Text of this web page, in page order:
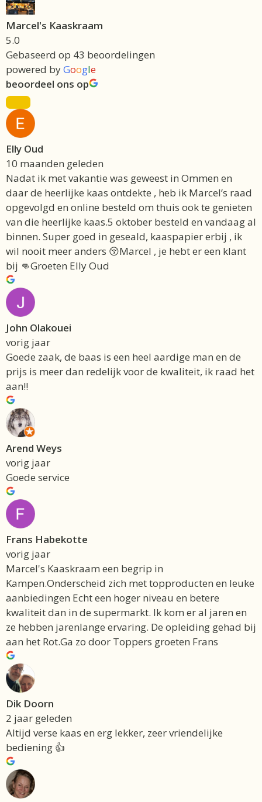
Marcel's Kaaskraam
5.0
Gebaseerd op 43 beoordelingen
powered byGoogle
beoordeel ons op
Elly Oud
10 maanden geleden
Nadat ik met vakantie was geweest in Ommen en
daar de heerlijke kaas ontdekte , heb ik Marcel’s raad
opgevolgd en online besteld om thuis ook te genieten
van die heerlijke kaas.5 oktober besteld en vandaag al
binnen. Super goed in geseald, kaaspapier erbij , ik
wil nooit meer anders 😚Marcel , je hebt er een klant
bij 👊Groeten Elly Oud
John Olakouei
vorig jaar
Goede zaak, de baas is een heel aardige man en de
prijs is meer dan redelijk voor de kwaliteit, ik raad het
aan!!
Arend Weys
vorig jaar
Goede service
Frans Habekotte
vorig jaar
Marcel's Kaaskraam een begrip in
Kampen.Onderscheid zich met topproducten en leuke
aanbiedingen Echt een hoger niveau en betere
kwaliteit dan in de supermarkt. Ik kom er al jaren en
ze hebben jarenlange ervaring. De opleiding gehad bij
aan het Rot.Ga zo door Toppers groeten Frans
Dik Doorn
2 jaar geleden
Altijd verse kaas en erg lekker, zeer vriendelijke
bediening 👍